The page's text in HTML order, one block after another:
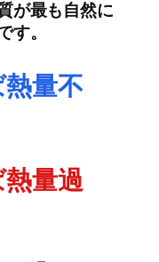
が最も自然に
す。
量不
量過